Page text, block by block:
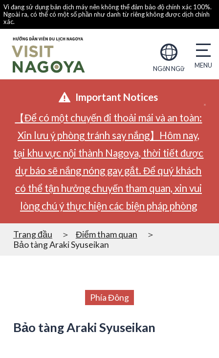
Vì đang sử dụng bản dịch máy nên không thể đảm bảo độ chính xác 100%.
Ngoài ra, có thể có một số phần như danh từ riêng không được dịch chính
xác.
NGôN NGữ
Important Notices
【Để có một chuyến đi thoải mái và an toàn:
Xin lưu ý phòng tránh say nắng】Hôm nay,
tại khu vực nội thành Nagoya, thời tiết được
dự báo sẽ nắng nóng gay gắt. Để quý khách
có thể tận hưởng chuyến tham quan, xin vui
lòng chú ý thực hiện các biện pháp phòng
Trang đầu
Điểm tham quan
Bảo tàng Araki Syuseikan
Phía Đông
Bảo tàng Araki Syuseikan